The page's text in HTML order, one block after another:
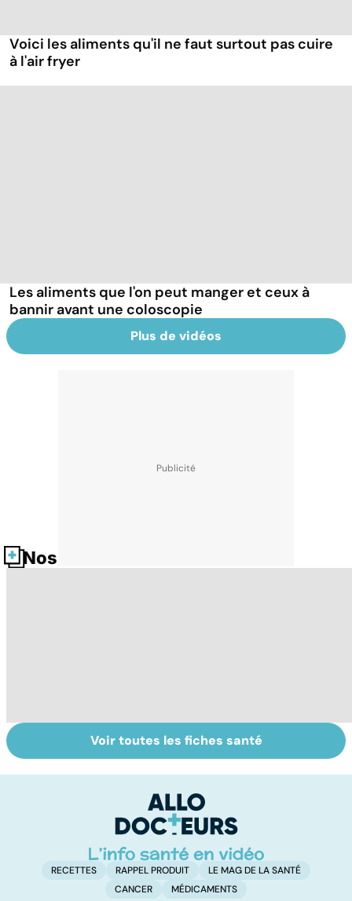
Voici les aliments qu'il ne faut surtout pas cuire
à l'air fryer
Les aliments que l'on peut manger et ceux à
bannir avant une coloscopie
Plus de vidéos
Nos fiches santé
Intoxications
alimentaires :
Votre santé en
vacances
Voir toutes les fiches santé
RECETTES RAPPEL PRODUIT
LE MAG DE LA SANTÉ
CANCER
MÉDICAMENTS